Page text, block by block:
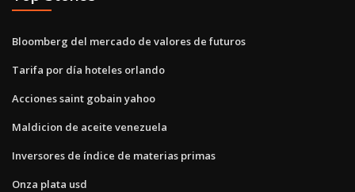
Bloomberg del mercado de valores de futuros
Tarifa por día hoteles orlando
Acciones saint gobain yahoo
Maldicion de aceite venezuela
Inversores de índice de materias primas
Onza plata usd